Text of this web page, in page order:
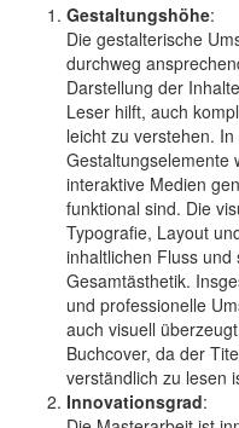
Gestaltungshöhe:
Die gestalterische
durchweg
Darstellung der
Leser hilft, auch
leicht zu verstehen.
Gestaltungselemente
interaktive Medien
funktional sind. Die
Typografie, Layout
inhaltlichen Fluss
Gesamtästhetik.
und professionelle
auch visuell
Buchcover, da der
verständlich zu lesen
Innovationsgrad: